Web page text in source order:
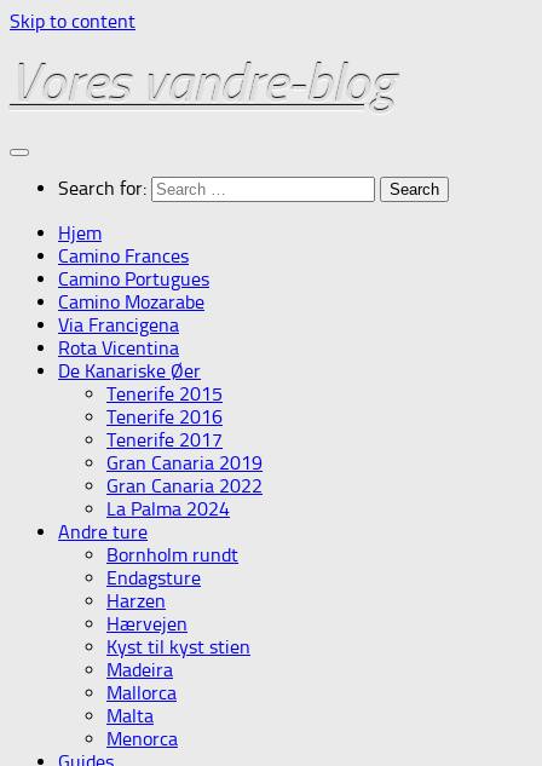
Skip to content
Vores vandre-blog
Search for:
Hjem
Camino Frances
Camino Portugues
Camino Mozarabe
Via Francigena
Rota Vicentina
De Kanariske Øer
Tenerife 2015
Tenerife 2016
Tenerife 2017
Gran Canaria 2019
Gran Canaria 2022
La Palma 2024
Andre ture
Bornholm rundt
Endagsture
Harzen
Hærvejen
Kyst til kyst stien
Madeira
Mallorca
Malta
Menorca